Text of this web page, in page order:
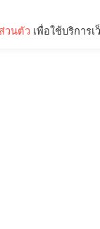
วนตัว เพื่อใช้บริการเ